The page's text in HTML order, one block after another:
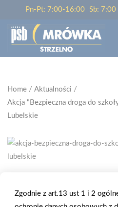
Pn-Pt: 7:00-16:00 Sb:
Home / Aktualności /
Akcja "Bezpieczna droga do
Lubelskie
AKCJA "BEZPIECZNA
Zgodnie z art.13 ust 1 i 2